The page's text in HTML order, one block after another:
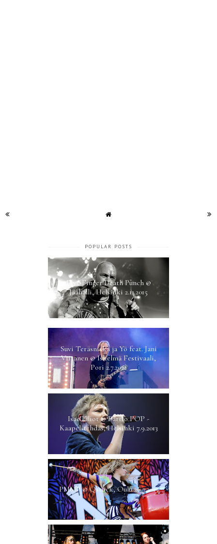
POPULAR POSTS
Five Finger Death Punch @
Jäähalli, Helsinki 2.11.2015
Ilta @ Tampere-talo, Tampere
Suvi Teräsniska ja Yö feat. Jani
Viitanen @ Iskelmä Festivaali,
Pori 2.7.2021
Isac Elliot @ Partio POP -
Kaapelitehdas, Helsinki 7.9.2013
PMMP @ Qstock, Oulu 26.7.2013